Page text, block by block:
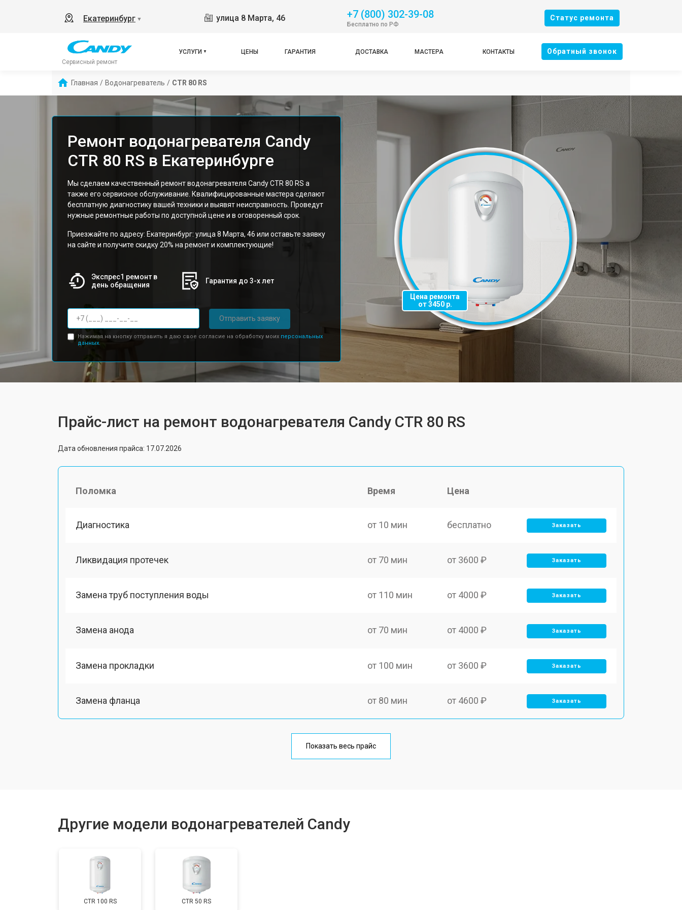
Екатеринбург ▼ улица 8 Марта, 46 +7 (800) 302-39-08
Бесплатно по РФ
Cтатус ремонта
Сервисный ремонт
УСЛУГИ ЦЕНЫ ГАРАНТИЯ ДОСТАВКА МАСТЕРА КОНТАКТЫ Oбратный звонок
Главная / Водонагреватель / CTR 80 RS
Ремонт водонагревателя Candy
CTR 80 RS в Екатеринбурге
Мы сделаем качественный ремонт водонагревателя Candy CTR 80 RS а
также его сервисное обслуживание. Квалифицированные мастера сделают
бесплатную диагностику вашей техники и выявят неисправность. Проведут
нужные ремонтные работы по доступной цене и в оговоренный срок.
Приезжайте по адресу: Екатеринбург: улица 8 Марта, 46 или оставьте заявку
на сайте и получите скидку 20% на ремонт и комплектующие!
Экспрес1 ремонт в
день обращения
Гарантия до 3-х лет
Отправить заявку
Нажимая на кнопку отправить я даю свое согласие на обработку моих персональных
данных.
Цена ремонта
от 3450 р.
Прайс-лист на ремонт водонагревателя Candy CTR 80 RS
Дата обновления прайса: 17.07.2026
Поломка Время Цена
Диагностика от 10 мин бесплатно Заказать
Ликвидация протечек от 70 мин от 3600 ₽ Заказать
Замена труб поступления воды от 110 мин от 4000 ₽ Заказать
Замена анода от 70 мин от 4000 ₽ Заказать
Замена прокладки от 100 мин от 3600 ₽ Заказать
Замена фланца от 80 мин от 4600 ₽ Заказать
от 110 мин
Показать весь прайс
Другие модели водонагревателей Candy
CTR 100 RS CTR 50 RS